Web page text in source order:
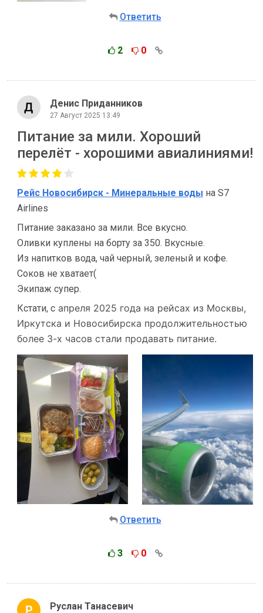
Ответить
2 0
Денис Приданников
27 Август 2025 13:49
Питание за мили. Хороший
перелёт - хорошими авиалиниями!
Рейс Новосибирск - Минеральные воды на S7
Airlines
Питание заказано за мили. Все вкусно.
Оливки куплены на борту за 350. Вкусные.
Из напитков вода, чай черный, зеленый и кофе.
Соков не хватает(
Экипаж супер.
Кстати, с апреля 2025 года на рейсах из Москвы,
Иркутска и Новосибирска продолжительностью
более 3-х часов стали продавать питание.
Ответить
3 0
Руслан Танасевич